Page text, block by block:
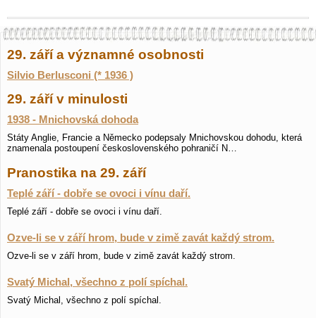
29. září a významné osobnosti
Silvio Berlusconi (* 1936 )
29. září v minulosti
1938 - Mnichovská dohoda
Státy Anglie, Francie a Německo podepsaly Mnichovskou dohodu, která
znamenala postoupení československého pohraničí N…
Pranostika na 29. září
Teplé září - dobře se ovoci i vínu daří.
Teplé září - dobře se ovoci i vínu daří.
Ozve-li se v září hrom, bude v zimě zavát každý strom.
Ozve-li se v září hrom, bude v zimě zavát každý strom.
Svatý Michal, všechno z polí spíchal.
Svatý Michal, všechno z polí spíchal.